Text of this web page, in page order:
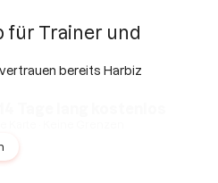
für Trainer und
bereits Harbiz